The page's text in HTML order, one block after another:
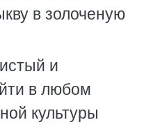
в золоченую
и
в любом
культуры